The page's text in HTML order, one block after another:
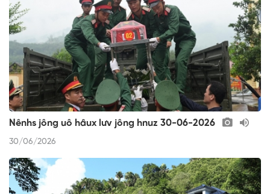
Nênhs jông uô hâux lưv jông hnuz 30-06-2026
30/06/2026